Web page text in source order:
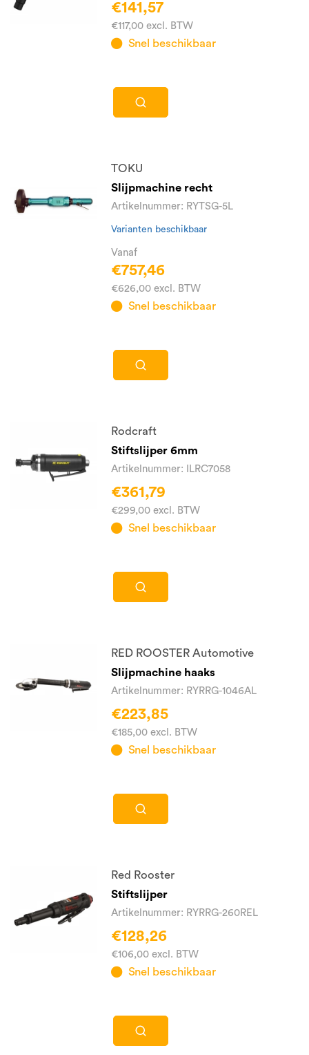
€141,57
€117,00 excl. BTW
Snel beschikbaar
TOKU
Slijpmachine recht
Artikelnummer: RYTSG-5L
Varianten beschikbaar
Vanaf
€757,46
€626,00 excl. BTW
Snel beschikbaar
Rodcraft
Stiftslijper 6mm
Artikelnummer: ILRC7058
€361,79
€299,00 excl. BTW
Snel beschikbaar
RED ROOSTER Automotive
Slijpmachine haaks
Artikelnummer: RYRRG-1046AL
€223,85
€185,00 excl. BTW
Snel beschikbaar
Red Rooster
Stiftslijper
Artikelnummer: RYRRG-260REL
€128,26
€106,00 excl. BTW
Snel beschikbaar